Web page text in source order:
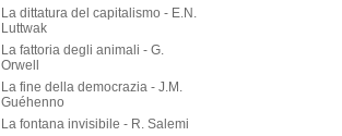
La dittatura del capitalismo - E.N.
Luttwak
La fattoria degli animali - G.
Orwell
La fine della democrazia - J.M.
Guéhenno
La fontana invisibile - R. Salemi